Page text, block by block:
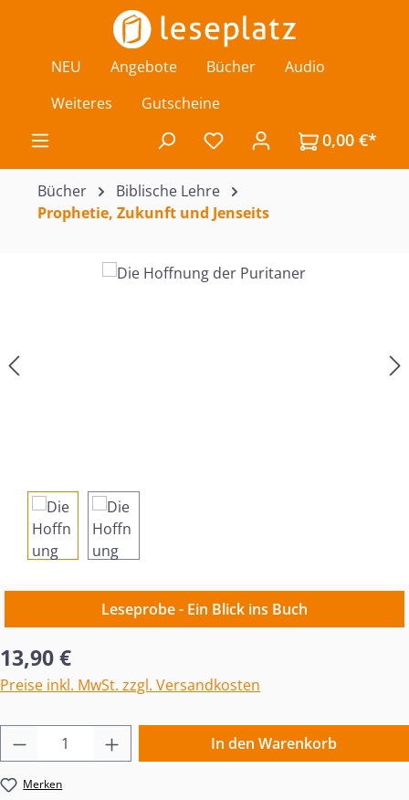
Zum Hauptinhalt springen
NEU Angebote Bücher
Audio
Weiteres
Gutscheine
Du hast 0 Produkte auf
0,00 €*
Bücher
Biblische Lehre
Prophetie, Zukunft und Jenseits
Bildergalerie überspringen
Leseprobe - Ein Blick ins Buch
Regulärer Preis:
13,90 €
Preise inkl. MwSt. zzgl. Versandkosten
Produkt Anzahl: Gib den gewünschten
In den Warenkorb
Merken